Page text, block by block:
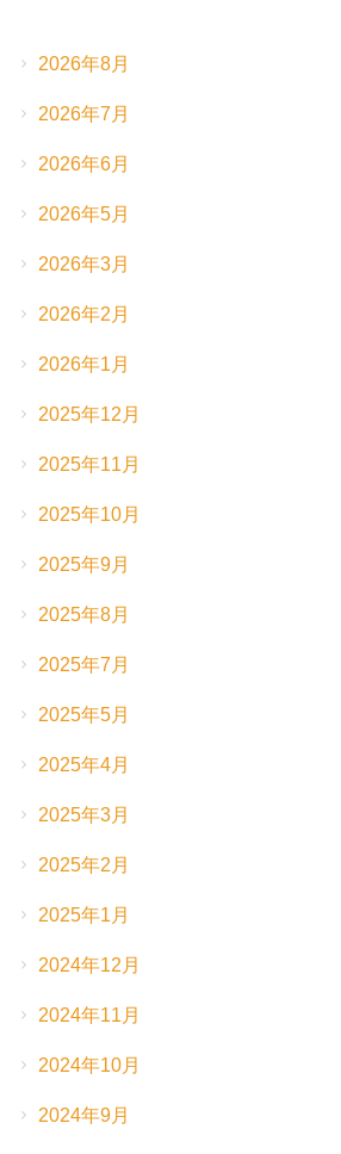
2026年8月
2026年7月
2026年6月
2026年5月
2026年3月
2026年2月
2026年1月
2025年12月
2025年11月
2025年10月
2025年9月
2025年8月
2025年7月
2025年5月
2025年4月
2025年3月
2025年2月
2025年1月
2024年12月
2024年11月
2024年10月
2024年9月